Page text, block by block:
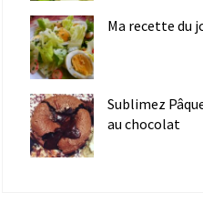
Ma recette du
Sublimez
au chocolat